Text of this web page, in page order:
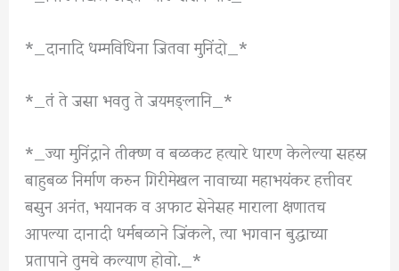
*_दानादि धम्मविधिना जितवा मुनिंदो_*
*_तं ते जसा भवतु ते जयमङ्लानि_*
*_ज्या मुनिंद्राने तीक्ष्ण व बळकट हत्यारे धारण केलेल्या सहस्र
बाहुबळ निर्माण करुन गिरीमेखल नावाच्या महाभयंकर हत्तीवर
बसुन अनंत, भयानक व अफाट सेनेसह माराला क्षणातच
आपल्या दानादी धर्मबळाने जिंकले, त्या भगवान बुद्धाच्या
प्रतापाने तुमचे कल्याण होवो._*